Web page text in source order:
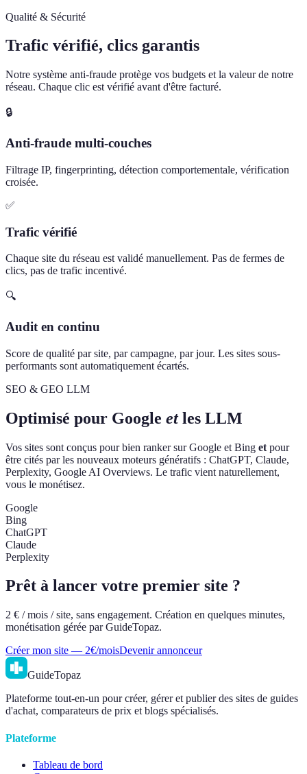
Qualité & Sécurité
Trafic vérifié, clics garantis
Notre système anti-fraude protège vos budgets et la valeur de notre
réseau. Chaque clic est vérifié avant d'être facturé.
🔒
Anti-fraude multi-couches
Filtrage IP, fingerprinting, détection comportementale, vérification
croisée.
✅
Trafic vérifié
Chaque site du réseau est validé manuellement. Pas de fermes de
clics, pas de trafic incentivé.
🔍
Audit en continu
Score de qualité par site, par campagne, par jour. Les sites sous-
performants sont automatiquement écartés.
SEO & GEO LLM
Optimisé pour Google et les LLM
Vos sites sont conçus pour bien ranker sur Google et Bing et pour
être cités par les nouveaux moteurs génératifs : ChatGPT, Claude,
Perplexity, Google AI Overviews. Le trafic vient naturellement,
vous le monétisez.
Google
Bing
ChatGPT
Claude
Perplexity
Prêt à lancer votre premier site ?
2 € / mois / site, sans engagement. Création en quelques minutes,
monétisation gérée par GuideTopaz.
Créer mon site — 2€/moisDevenir annonceur
GuideTopaz
Plateforme tout-en-un pour créer, gérer et publier des sites de guides
d'achat, comparateurs de prix et blogs spécialisés.
Plateforme
Tableau de bord